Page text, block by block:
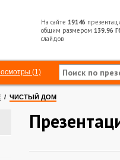
На сайте 19146
общим размером 139.96
слайдов
(1)
/ ЧИСТЫЙ ДОМ